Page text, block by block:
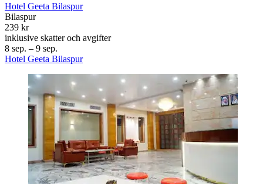
Hotel Geeta Bilaspur
Bilaspur
239 kr
inklusive skatter och avgifter
8 sep. – 9 sep.
Hotel Geeta Bilaspur